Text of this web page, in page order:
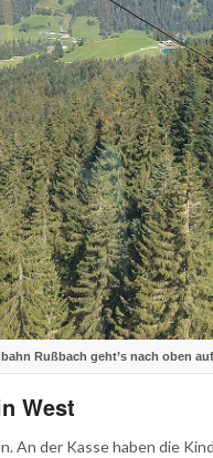
Rußbach geht’s nach oben
West
An der Kasse haben die